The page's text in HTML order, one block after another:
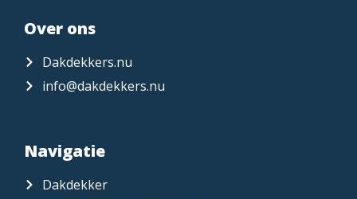
Over ons
Dakdekkers.nu
info@dakdekkers.nu
Navigatie
Dakdekker